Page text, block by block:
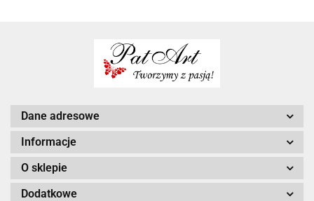
Dane adresowe
Informacje
O sklepie
Dodatkowe